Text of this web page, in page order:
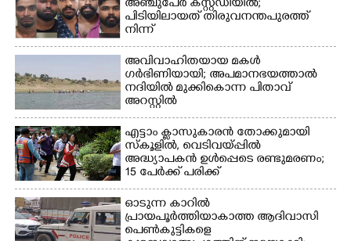
ട്രാക്കിന് കുറുകെ ഓടുന്ന
നായകൾ.
അഞ്ചുപേർ കസ്റ്റഡിയിൽ;
പിടിയിലായത് തിരുവനന്തപുരത്ത്
നിന്ന്
അവിവാഹിതയായ മകൾ
ഗർഭിണിയായി; അപമാനഭയത്താൽ
നദിയിൽ മുക്കികൊന്ന പിതാവ്
അറസ്റ്റിൽ
എട്ടാം ക്ളാസുകാരൻ തോക്കുമായി
സ്കൂളിൽ, വെടിവയ്പ്പിൽ
അദ്ധ്യാപകൻ ഉൾപ്പെടെ രണ്ടുമരണം;
15 പേർക്ക് പരിക്ക്
ഓടുന്ന കാറിൽ
പ്രായപൂർത്തിയാകാത്ത ആദിവാസി
പെൺകുട്ടികളെ